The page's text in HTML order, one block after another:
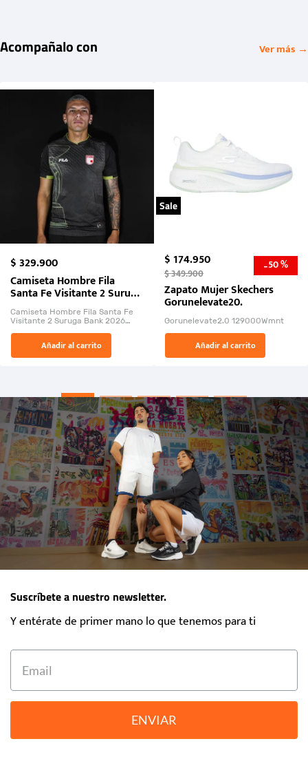
Acompañalo con Ver más →
$329.900
Camiseta Hombre Fila
Santa Fe Visitante 2 Suruga
Bank 2026
Camiseta Hombre Fila Santa Fe
Visitante 2 Suruga Bank 2026
El Rugido del Sol Naciente:
“Primeros para la Et...
Añadir al carrito
Sale
$174.950
$349.900 -50 %
Zapato Mujer Skechers
Gorunelevate20.
Gorunelevate2.0 129000Wmnt
Añadir al carrito
Suscríbete a nuestro newsletter.
Y entérate de primer mano lo que tenemos para ti
ENVIAR